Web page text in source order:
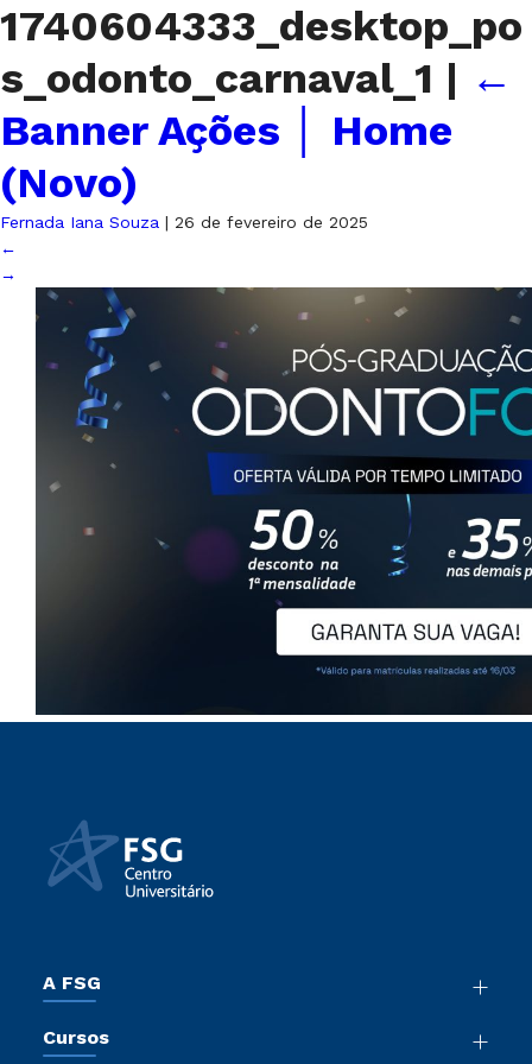
1740604333_desktop_po
s_odonto_carnaval_1 | ←
Banner Ações │ Home
(Novo)
Fernada Iana Souza | 26 de fevereiro de 2025
←
→
A FSG
Sala de Imprensa
Cursos